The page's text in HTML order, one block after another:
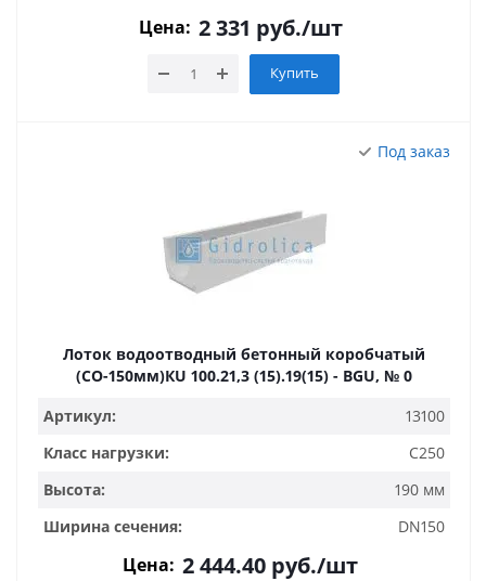
Цена: 2 331 руб./шт
Купить
Под заказ
Лоток водоотводный бетонный коробчатый
(СО-150мм)КU 100.21,3 (15).19(15) - BGU, № 0
Артикул:
13100
Класс нагрузки:
C250
Высота:
190 мм
Ширина сечения:
DN150
Цена: 2 444.40 руб./шт